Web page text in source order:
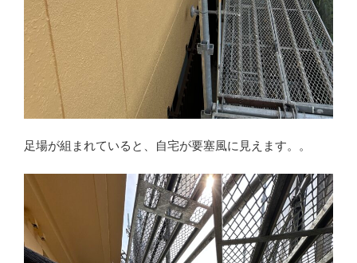
足場が組まれていると、自宅が要塞風に見えます。。